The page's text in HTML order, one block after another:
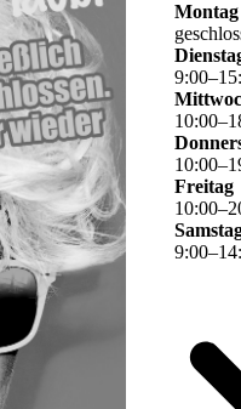
Montag
9:00–15:
10:00–
10:00–
Freitag
10:00–
9:00–14: